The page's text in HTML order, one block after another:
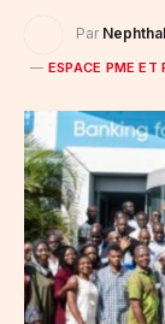
Par
ESPACE PME ET